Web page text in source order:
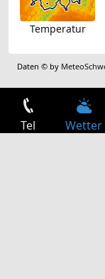
Temperatur
Daten © by
Tel Wetter